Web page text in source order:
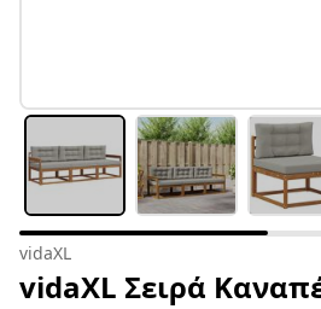
vidaXL
vidaXL Σειρά